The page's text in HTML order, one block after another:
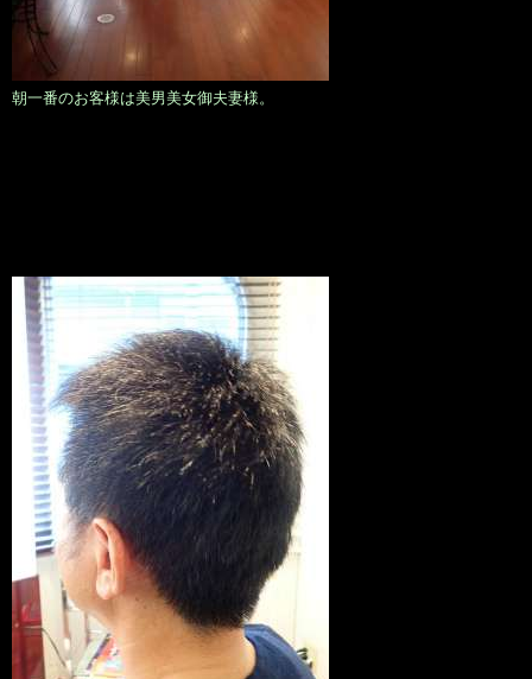
朝一番のお客様は美男美女御夫妻様。